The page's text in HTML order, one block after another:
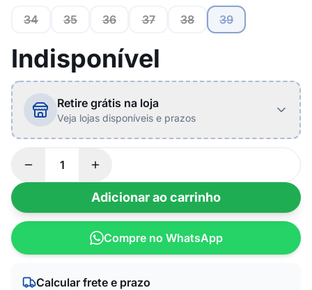
34 35 36 37 38 39
Indisponível
Retire grátis na loja
Veja lojas disponíveis e prazos
Adicionar ao carrinho
Compre no WhatsApp
Calcular frete e prazo